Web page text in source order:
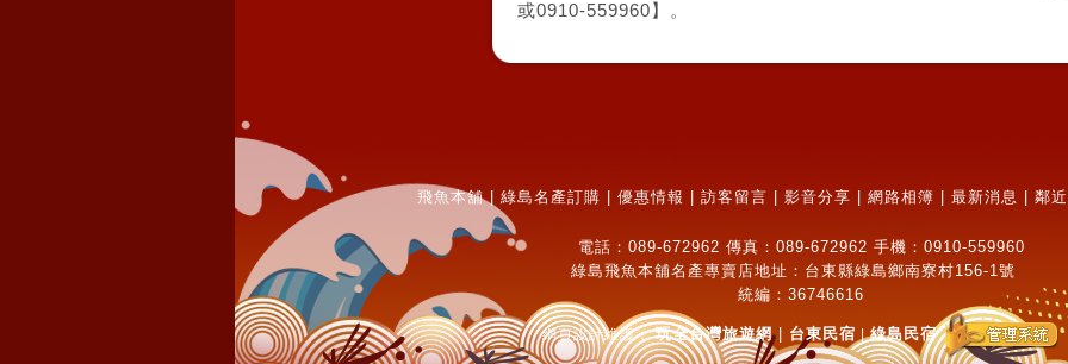
或0910-559960】。
飛魚本舖| 綠島名產訂購 優惠情報 訪客留言 影音分享 網路相簿 最新消息 鄰
電話：089-672962 傳真：089-672962 手機：0910-559960
綠島飛魚本舖名產專賣店地址：台東縣綠島鄉南寮村156-1號
統編：36746616
網頁設計維護：玩全台灣旅遊網| 台東民宿 |綠島民宿